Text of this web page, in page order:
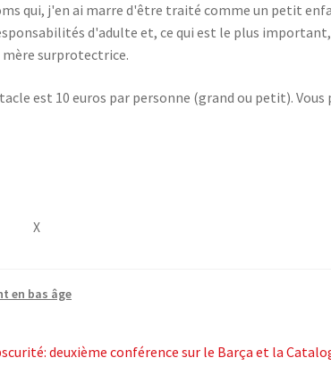
qui, j'en ai marre d'être traité comme un petit
d'adulte et, ce qui est le plus
mère surprotectrice.
est 10 euros par personne (grand ou petit). Vous
X
en bas âge
deuxième conférence sur le Barça et la